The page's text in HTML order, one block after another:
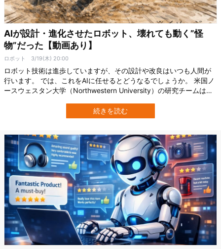
AIが設計・進化させたロボット、壊れても動く”怪
物”だった【動画あり】
ロボット 3/19(木) 20:00
ロボット技術は進歩していますが、その設計や改良はいつも人間が
行います。 では、これをAIに任せるとどうなるでしょうか。 米国ノ
ースウェスタン大学（Northwestern University）の研究チームは、
探し、その結果得られた設計を現実世界でそのまま動かすことに成
功しました。 こうして得られたロボットは、従来の脚型ロボットと
続きを読む